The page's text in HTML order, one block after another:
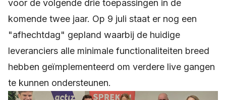
voor de volgende drie toepassingen in de
komende twee jaar. Op 9 juli staat er nog een
"afhechtdag" gepland waarbij de huidige
leveranciers alle minimale functionaliteiten breed
hebben geïmplementeerd om verdere live gangen
te kunnen ondersteunen.